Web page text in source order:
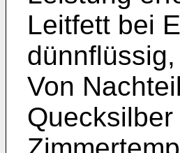
Leitfett bei
Von